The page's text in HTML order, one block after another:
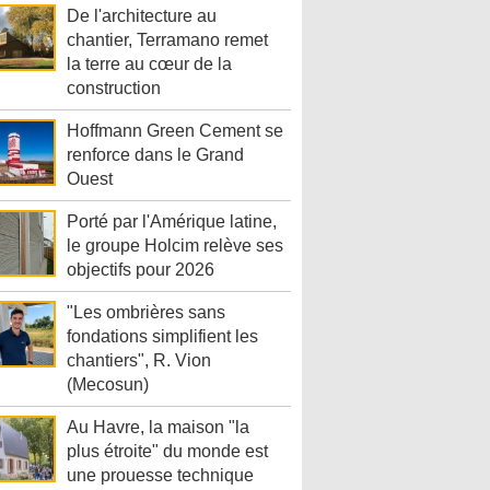
De l'architecture au
chantier, Terramano remet
la terre au cœur de la
construction
Hoffmann Green Cement se
renforce dans le Grand
Ouest
Porté par l'Amérique latine,
le groupe Holcim relève ses
objectifs pour 2026
"Les ombrières sans
fondations simplifient les
chantiers", R. Vion
(Mecosun)
Au Havre, la maison "la
plus étroite" du monde est
une prouesse technique